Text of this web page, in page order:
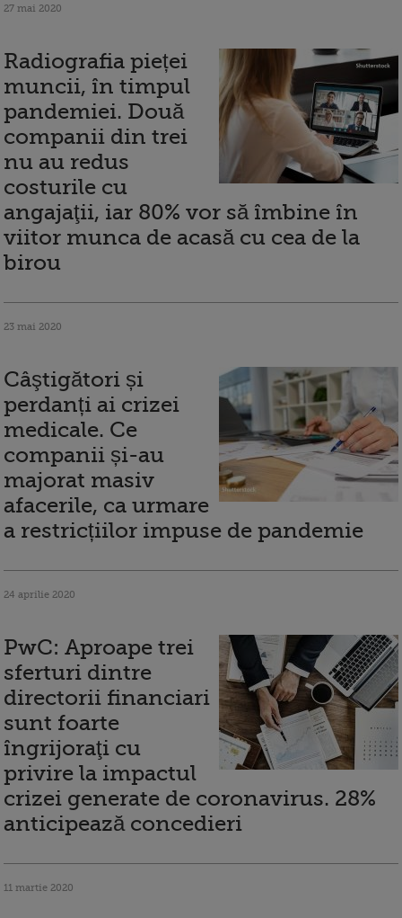
27 mai 2020
Radiografia pieței
muncii, în timpul
pandemiei. Două
companii din trei
nu au redus
costurile cu
angajaţii, iar 80% vor să îmbine în
viitor munca de acasă cu cea de la
birou
23 mai 2020
Câştigători și
perdanți ai crizei
medicale. Ce
companii și-au
majorat masiv
afacerile, ca urmare
a restricțiilor impuse de pandemie
24 aprilie 2020
PwC: Aproape trei
sferturi dintre
directorii financiari
sunt foarte
îngrijoraţi cu
privire la impactul
crizei generate de coronavirus. 28%
anticipează concedieri
11 martie 2020